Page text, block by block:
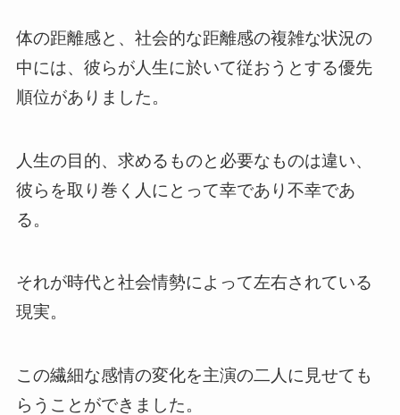
体の距離感と、社会的な距離感の複雑な状況の
中には、彼らが人生に於いて従おうとする優先
順位がありました。
人生の目的、求めるものと必要なものは違い、
彼らを取り巻く人にとって幸であり不幸であ
る。
それが時代と社会情勢によって左右されている
現実。
この繊細な感情の変化を主演の二人に見せても
らうことができました。